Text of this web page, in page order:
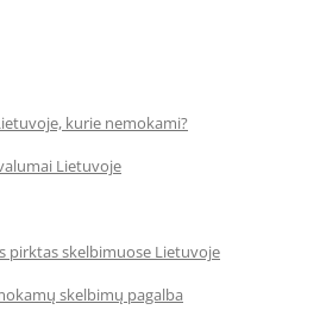
kurie nemokami?
Lietuvoje
pirktas skelbimuose Lietuvoje
skelbimų pagalba